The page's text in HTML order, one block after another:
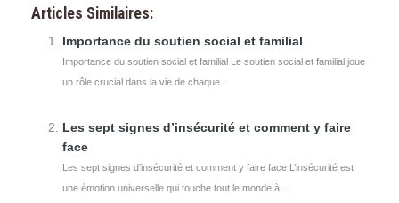
Articles Similaires:
Importance du soutien social et familial
Importance du soutien social et familial Le soutien social et familial joue
un rôle crucial dans la vie de chaque...
Les sept signes d’insécurité et comment y faire
face
Les sept signes d’insécurité et comment y faire face L’insécurité est
une émotion universelle qui touche tout le monde à...